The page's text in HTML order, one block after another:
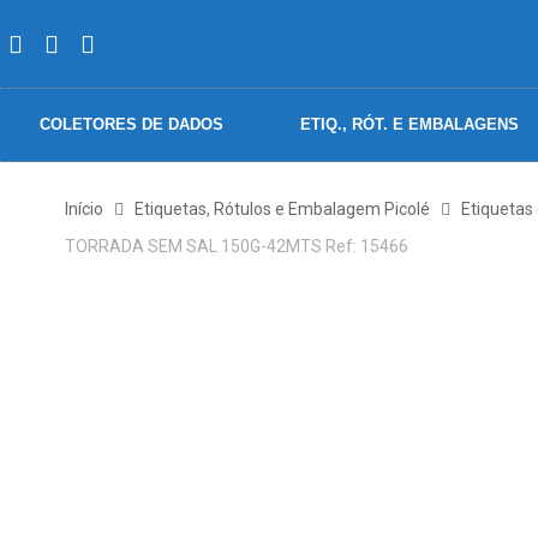
COLETORES DE DADOS ETIQ., RÓT. E EMBALAGENS
Início Etiquetas, Rótulos e Embalagem Picolé
Etiquetas
TORRADA SEM SAL 150G-42MTS Ref: 15466